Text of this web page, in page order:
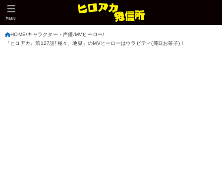
MENU
HOME キャラクター・声優 MVヒーロー
『ヒロアカ』第127話｢極々、地獄」のMVヒーローはウラビティ(麗日お茶子)！